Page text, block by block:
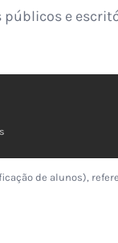
e
de alunos),